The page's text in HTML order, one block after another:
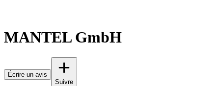
MANTEL GmbH
Écrire un avis
Suivre